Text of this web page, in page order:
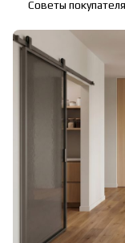
Советы